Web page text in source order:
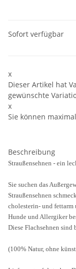
Sofort verfügbar
x
Dieser Artikel hat
gewünschte
x
Sie können
Beschreibung
Straußensehnen - ein
Sie suchen das
Straußensehnen
cholesterin- und
Hunde und Allergiker
Diese Flachsehnen sind
(100% Natur, ohne